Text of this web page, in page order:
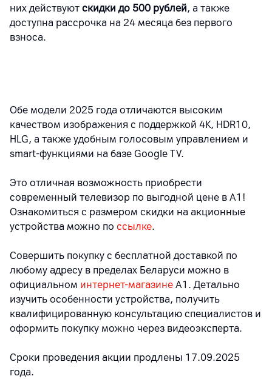
них действуют скидки до 500 рублей, а также
доступна рассрочка на 24 месяца без первого
взноса.
Обе модели 2025 года отличаются высоким
качеством изображения с поддержкой 4K, HDR10,
HLG, а также удобным голосовым управлением и
smart-функциями на базе Google TV.
Это отличная возможность приобрести
современный телевизор по выгодной цене в А1!
Ознакомиться с размером скидки на акционные
устройства можно по ссылке.
Совершить покупку с бесплатной доставкой по
любому адресу в пределах Беларуси можно в
официальном интернет-магазине А1. Детально
изучить особенности устройства, получить
квалифицированную консультацию специалистов и
оформить покупку можно через видеоэксперта.
Сроки проведения акции продлены 17.09.2025
года.